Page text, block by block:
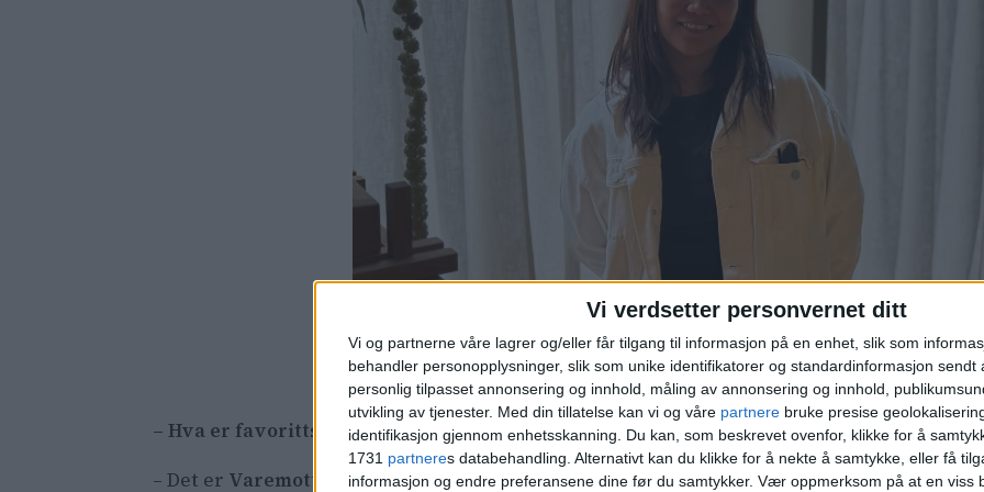
Vi verdsetter personvernet ditt
Vi og partnerne våre lagrer og/eller får tilgang til informasjon på en enhet, slik som
behandler personopplysninger, slik som unike identifikatorer og standardinformasjon sendt
personlig tilpasset annonsering og innhold, måling av annonsering og innhold,
utvikling av tjenester. Med din tillatelse kan vi og våre partnere bruke presise
identifikasjon gjennom enhetsskanning. Du kan, som beskrevet ovenfor, klikke for å
1731 partneres databehandling. Alternativt kan du klikke for å nekte å samtykke, eller få
informasjon og endre preferansene dine før du samtykker. Vær oppmerksom på at en viss
– Stedet ligger på Fredensborg, men har ikke et navn, forteller Ivy om sitt noe
favorittutested. Foto: Kenni Yang
– Hva er favorittspisestedet ditt i nærheten?
– Det er Varemottaket. Jeg jobber jo når alle andre restauranter åpner, men det har